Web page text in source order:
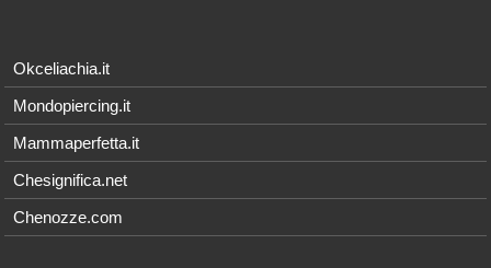
Okceliachia.it
Mondopiercing.it
Mammaperfetta.it
Chesignifica.net
Chenozze.com